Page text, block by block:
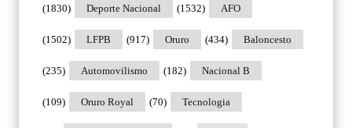
Deporte Nacional
(1830) AFO
(1532)
LFPB
(1502) Oruro
(917) Baloncesto
(434)
Automovilismo
(235) Nacional B
(182)
Oruro Royal
(109) Tecnologia
(70)